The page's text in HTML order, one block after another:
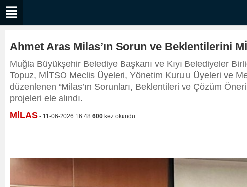
Ahmet Aras Milas’ın Sorun ve Beklentilerini
Muğla Büyükşehir Belediye Başkanı ve Kıyı Belediyeler
Topuz, MİTSO Meclis Üyeleri, Yönetim Kurulu Üyeleri ve
düzenlenen “Milas’ın Sorunları, Beklentileri ve Çözüm
projeleri ele alındı.
MİLAS - 11-06-2026 16:48 600 kez okundu.